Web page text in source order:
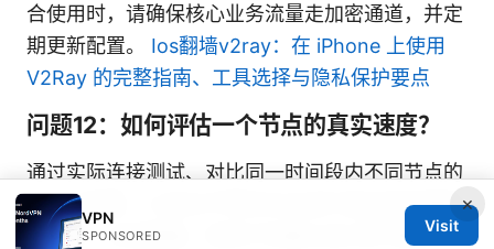
合使用时，请确保核心业务流量走加密通道，并定
期更新配置。 Ios翻墙v2ray：在 iPhone 上使用
V2Ray 的完整指南、工具选择与隐私保护要点
问题12：如何评估一个节点的真实速度？
通过实际连接测试、对比同一时间段内不同节点的
延迟与带宽、以及在不同时间点进行测试来获得综
合评估。记录数据，有助于你建立自己的“稳定性
×
VPN
SPONSORED
Visit